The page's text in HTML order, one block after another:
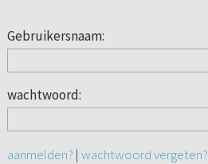
Gebruikersnaam:
wachtwoord:
aanmelden? | wachtwoord vergeten?